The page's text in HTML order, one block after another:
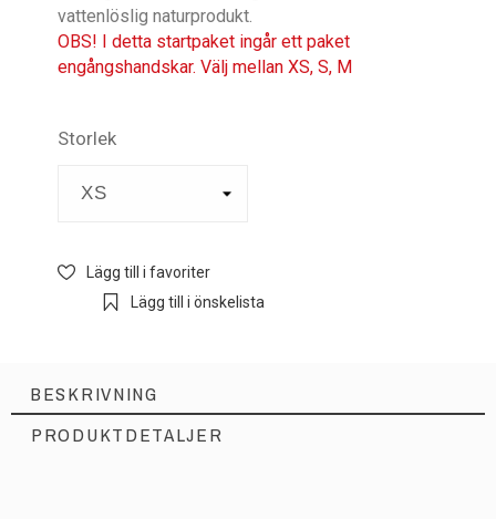
vattenlöslig naturprodukt.
OBS! I detta startpaket ingår ett paket
engångshandskar. Välj mellan XS, S, M
Storlek
Lägg till i favoriter
Lägg till i önskelista
BESKRIVNING
PRODUKTDETALJER